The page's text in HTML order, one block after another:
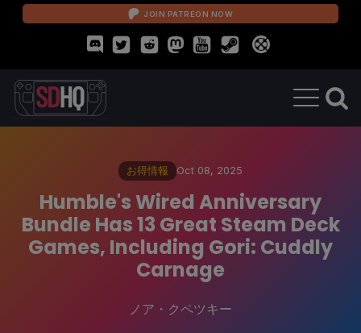
JOIN PATREON NOW
お得情報 Oct 08, 2025
Humble's Wired Anniversary
Bundle Has 13 Great Steam Deck
Games, Including Gori: Cuddly
Carnage
ノア・クペツキー